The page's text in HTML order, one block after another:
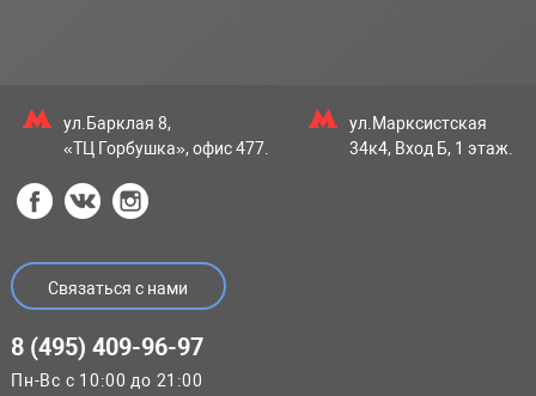
ул.Барклая 8,
«ТЦ Горбушка», офис 477.
ул.Марксистская
34к4, Вход Б, 1 этаж.
Связаться с нами
8 (495) 409-96-97
Пн-Вс с 10:00 до 21:00